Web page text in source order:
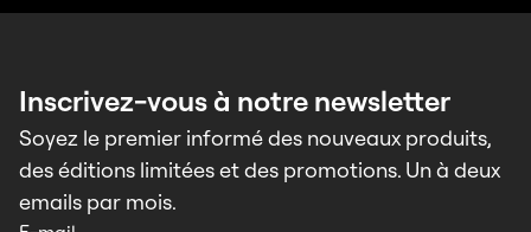
Inscrivez-vous à notre newsletter
Soyez le premier informé des nouveaux produits,
des éditions limitées et des promotions. Un à deux
emails par mois.